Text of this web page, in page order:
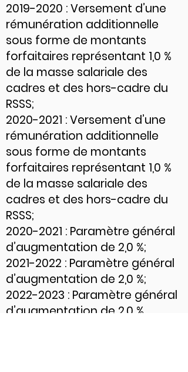
2019-2020 : Versement d’une
rémunération additionnelle
sous forme de montants
forfaitaires représentant 1,0 %
de la masse salariale des
cadres et des hors-cadre du
RSSS;
2020-2021 : Versement d’une
rémunération additionnelle
sous forme de montants
forfaitaires représentant 1,0 %
de la masse salariale des
cadres et des hors-cadre du
RSSS;
2020-2021 : Paramètre général
d’augmentation de 2,0 %;
2021-2022 : Paramètre général
d’augmentation de 2,0 %;
2022-2023 : Paramètre général
d’augmentation de 2,0 %.